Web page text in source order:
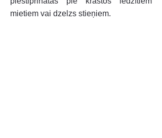
mietiem vai dzelzs stieņiem.